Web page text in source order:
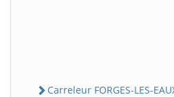
Carreleur FORGES-LES-